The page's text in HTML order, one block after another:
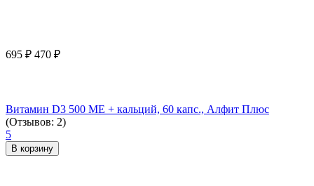
695 ₽ 470 ₽
Витамин D3 500 МЕ + кальций, 60 капс., Алфит Плюс
(Отзывов: 2)
5
В корзину